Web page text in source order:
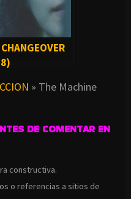
» The Machine
DE COMENTAR EN
constructiva.
o referencias a sitios de